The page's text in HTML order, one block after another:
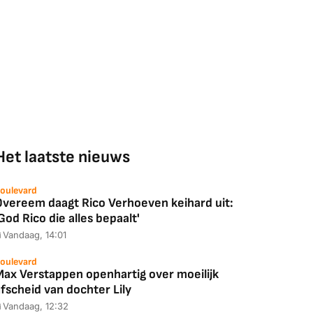
laatste nieuws
daagt Rico Verhoeven keihard uit:
Rico die alles bepaalt'
Vandaag, 14:01
Verstappen openhartig over moeilijk
van dochter Lily
Vandaag, 12:32